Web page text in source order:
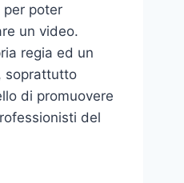
per poter
un video.
regia ed un
soprattutto
di promuovere
del